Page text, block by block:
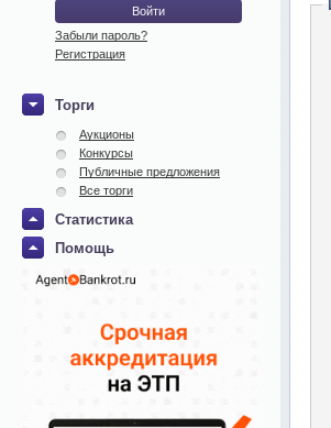
Забыли пароль?
Регистрация
Торги
Аукционы
Конкурсы
Публичные предложения
Все торги
Статистика
Помощь